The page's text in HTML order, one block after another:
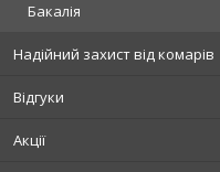
Бакалія
Надійний захист від комарів
Відгуки
Акції